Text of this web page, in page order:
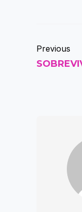
Previous